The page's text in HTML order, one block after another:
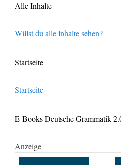
Alle Inhalte
Willst du alle Inhalte sehen?
Startseite
Startseite
E-Books Deutsche Grammatik
Anzeige